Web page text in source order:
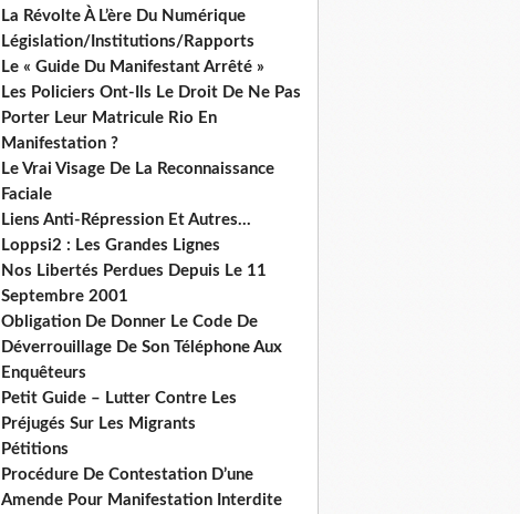
La Révolte À L’ère Du Numérique
Législation/Institutions/Rapports
Le « Guide Du Manifestant Arrêté »
Les Policiers Ont-Ils Le Droit De Ne Pas
Porter Leur Matricule Rio En
Manifestation ?
Le Vrai Visage De La Reconnaissance
Faciale
Liens Anti-Répression Et Autres...
Loppsi2 : Les Grandes Lignes
Nos Libertés Perdues Depuis Le 11
Septembre 2001
Obligation De Donner Le Code De
Déverrouillage De Son Téléphone Aux
Enquêteurs
Petit Guide – Lutter Contre Les
Préjugés Sur Les Migrants
Pétitions
Procédure De Contestation D’une
Amende Pour Manifestation Interdite